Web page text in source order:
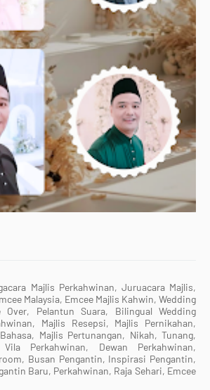
Majlis Perkahwinan, Juruacara Majlis,
Malaysia, Emcee Majlis Kahwin, Wedding
Over, Pelantun Suara, Bilingual Wedding
Majlis Resepsi, Majlis Pernikahan,
Majlis Pertunangan, Nikah, Tunang,
Perkahwinan, Dewan Perkahwinan,
Busan Pengantin, Inspirasi Pengantin,
Baru, Perkahwinan, Raja Sehari, Emcee